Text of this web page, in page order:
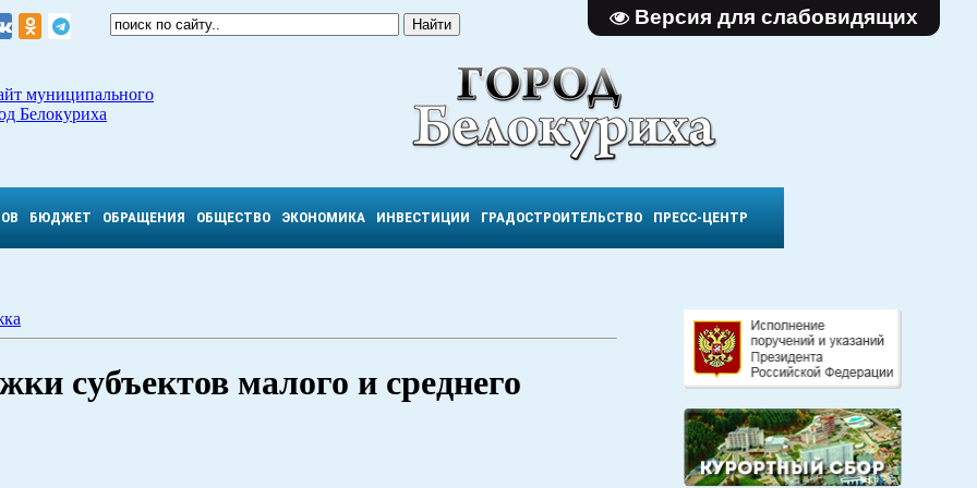
Версия для слабовидящих
муниципального
Белокуриха
БЮДЖЕТ ОБРАЩЕНИЯ ОБЩЕСТВО ЭКОНОМИКА ИНВЕСТИЦИИ ГРАДОСТРОИТЕЛЬСТВО ПРЕСС-ЦЕНТР
субъектов малого и среднего